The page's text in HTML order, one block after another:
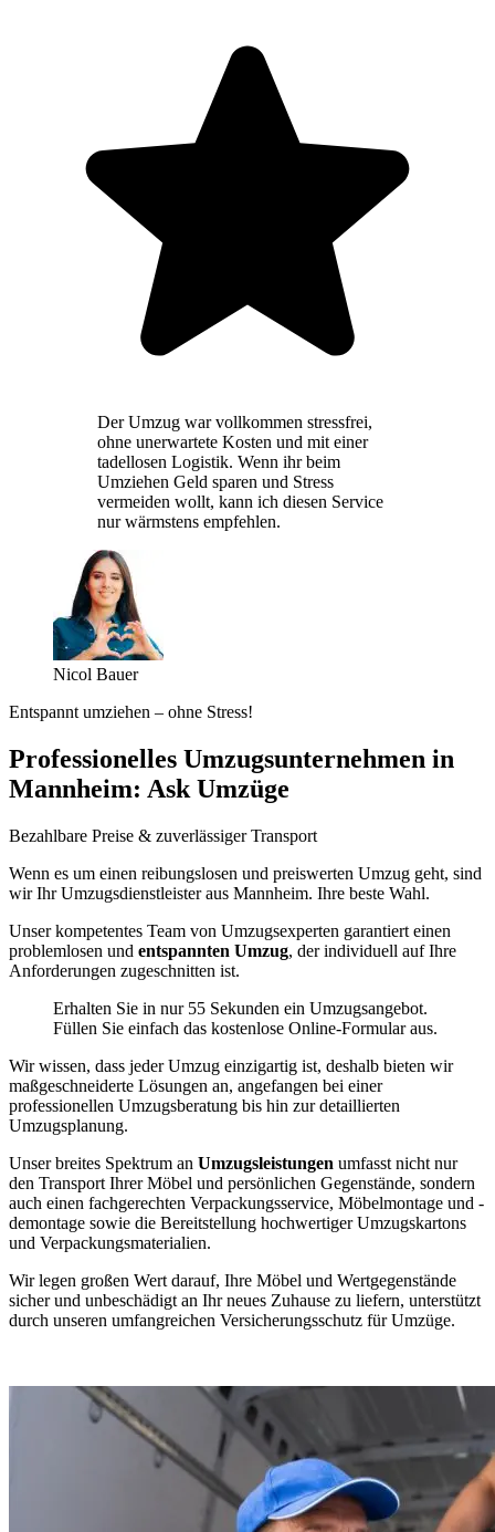
Der Umzug war vollkommen stressfrei,
ohne unerwartete Kosten und mit einer
tadellosen Logistik. Wenn ihr beim
Umziehen Geld sparen und Stress
vermeiden wollt, kann ich diesen Service
nur wärmstens empfehlen.
Nicol Bauer
Entspannt umziehen – ohne Stress!
Professionelles Umzugsunternehmen in
Mannheim: Ask Umzüge
Bezahlbare Preise & zuverlässiger Transport
Wenn es um einen reibungslosen und preiswerten Umzug geht, sind
wir Ihr Umzugsdienstleister aus Mannheim. Ihre beste Wahl.
Unser kompetentes Team von Umzugsexperten garantiert einen
problemlosen und entspannten Umzug, der individuell auf Ihre
Anforderungen zugeschnitten ist.
Erhalten Sie in nur 55 Sekunden ein Umzugsangebot.
Füllen Sie einfach das kostenlose Online-Formular aus.
Wir wissen, dass jeder Umzug einzigartig ist, deshalb bieten wir
maßgeschneiderte Lösungen an, angefangen bei einer
professionellen Umzugsberatung bis hin zur detaillierten
Umzugsplanung.
Unser breites Spektrum an Umzugsleistungen umfasst nicht nur
den Transport Ihrer Möbel und persönlichen Gegenstände, sondern
auch einen fachgerechten Verpackungsservice, Möbelmontage und -
demontage sowie die Bereitstellung hochwertiger Umzugskartons
und Verpackungsmaterialien.
Wir legen großen Wert darauf, Ihre Möbel und Wertgegenstände
sicher und unbeschädigt an Ihr neues Zuhause zu liefern, unterstützt
durch unseren umfangreichen Versicherungsschutz für Umzüge.